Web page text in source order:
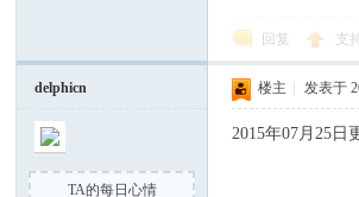
回复 支
delphicn
TA的每日心情
楼主 发表于
2015年07月25日